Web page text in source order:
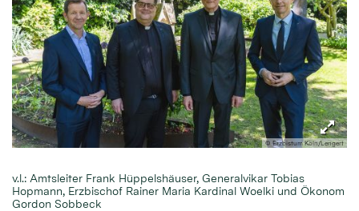
© Erzbistum Köln/Lengert
v.l.: Amtsleiter Frank Hüppelshäuser, Generalvikar Tobias
Hopmann, Erzbischof Rainer Maria Kardinal Woelki und Ökonom
Gordon Sobbeck